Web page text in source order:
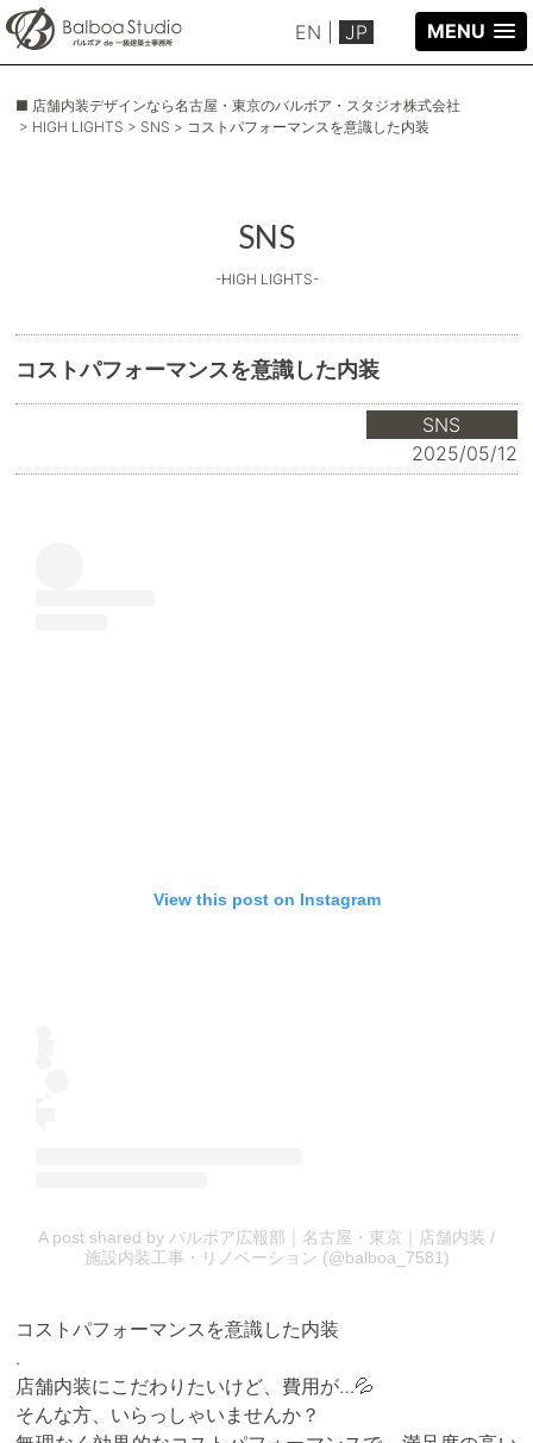
EN JP MENU
■ 店舗内装デザインなら名古屋・東京のバルボア・スタジオ株式会社
> HIGH LIGHTS > SNS > コストパフォーマンスを意識した内装
SNS
-HIGH LIGHTS-
コストパフォーマンスを意識した内装
SNS
2025/05/12
View this post on Instagram
A post shared by バルボア広報部｜名古屋・東京｜店舗内装 /
施設内装工事・リノベーション (@balboa_7581)
コストパフォーマンスを意識した内装
.
店舗内装にこだわりたいけど、費用が…💦
そんな方、いらっしゃいませんか？